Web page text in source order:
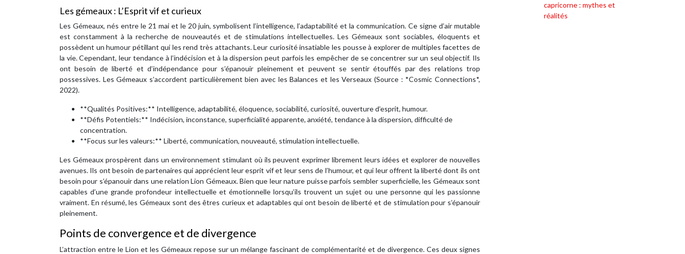
Les gémeaux : L’Esprit vif et curieux
Les Gémeaux, nés entre le 21 mai et le 20 juin, symbolisent l’intelligence, l’adaptabilité et la communication. Ce signe d’air mutable
est constamment à la recherche de nouveautés et de stimulations intellectuelles. Les Gémeaux sont sociables, éloquents et
possèdent un humour pétillant qui les rend très attachants. Leur curiosité insatiable les pousse à explorer de multiples facettes de
la vie. Cependant, leur tendance à l’indécision et à la dispersion peut parfois les empêcher de se concentrer sur un seul objectif. Ils
ont besoin de liberté et d’indépendance pour s’épanouir pleinement et peuvent se sentir étouffés par des relations trop
possessives. Les Gémeaux s’accordent particulièrement bien avec les Balances et les Verseaux (Source : *Cosmic Connections*,
2022).
**Qualités Positives:** Intelligence, adaptabilité, éloquence, sociabilité, curiosité, ouverture d’esprit, humour.
**Défis Potentiels:** Indécision, inconstance, superficialité apparente, anxiété, tendance à la dispersion, difficulté de
concentration.
**Focus sur les valeurs:** Liberté, communication, nouveauté, stimulation intellectuelle.
Les Gémeaux prospèrent dans un environnement stimulant où ils peuvent exprimer librement leurs idées et explorer de nouvelles
avenues. Ils ont besoin de partenaires qui apprécient leur esprit vif et leur sens de l’humour, et qui leur offrent la liberté dont ils ont
besoin pour s’épanouir dans une relation Lion Gémeaux. Bien que leur nature puisse parfois sembler superficielle, les Gémeaux sont
capables d’une grande profondeur intellectuelle et émotionnelle lorsqu’ils trouvent un sujet ou une personne qui les passionne
vraiment. En résumé, les Gémeaux sont des êtres curieux et adaptables qui ont besoin de liberté et de stimulation pour s’épanouir
pleinement.
Points de convergence et de divergence
L’attraction entre le Lion et les Gémeaux repose sur un mélange fascinant de complémentarité et de divergence. Ces deux signes
capricorne : mythes et
réalités